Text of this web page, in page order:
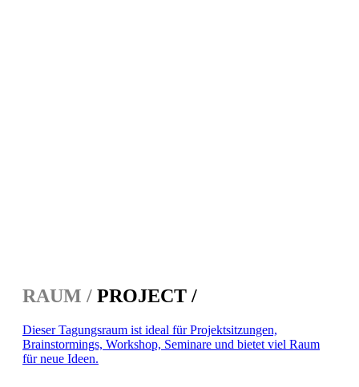
RAUM / PROJECT /
Dieser Tagungsraum ist ideal für Projektsitzungen,
Brainstormings, Workshop, Seminare und bietet viel Raum
für neue Ideen.